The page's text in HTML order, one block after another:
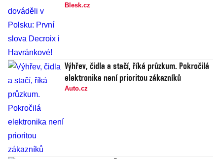
Blesk.cz
Výhřev, čidla a stačí, říká průzkum. Pokročilá
elektronika není prioritou zákazníků
Auto.cz